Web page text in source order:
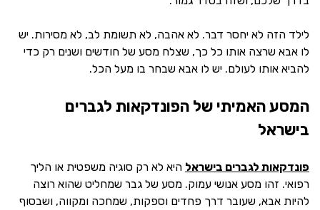
לילד הזה לא יחסר דבר. לא אהבה, לא תשומת לב, לא מסירות. יש
לו אבא שרצה אותו כל כך, שצלח מסע של חודשים ושנים רק כדי
להביא אותו לעולם. יש לו אבא שבחר בו מעל הכל.
המסע האמיתי של הפונדקאות לגברים
בישראל
פונדקאות לגברים בישראל היא לא רק סוגיה משפטית או הליך
רפואי. זהו מסע אנושי עמוק. מסע של גבר שמחליט שהוא רוצה
להיות אבא, שעובר דרך פחדים וספקות, שמחכה ומקווה, ושבסוף